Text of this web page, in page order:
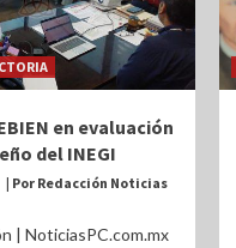
en evaluación
del INEGI
| Por Redacción Noticias
| NoticiasPC.com.mx